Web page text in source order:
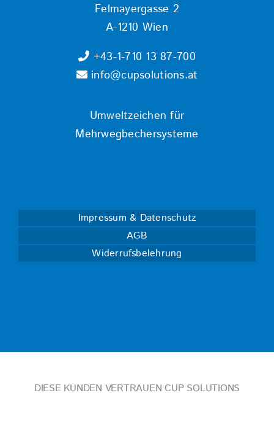
Felmayergasse 2
A-1210 Wien
+43-1-710 13 87-700
info@cupsolutions.at
Umweltzeichen für
Mehrwegbechersysteme
Impressum & Datenschutz
AGB
Widerrufsbelehrung
DIESE KUNDEN VERTRAUEN CUP SOLUTIONS